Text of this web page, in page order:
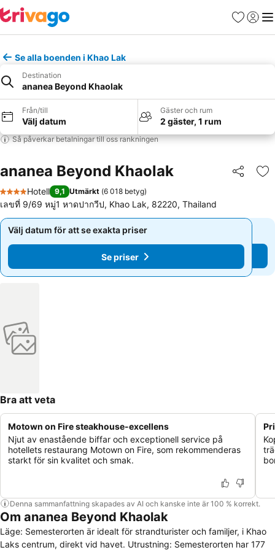
Favoriter
Logga
Se alla boenden i Khao Lak
Destination
ananea Beyond Khaolak
Från/till
Välj datum
Gäster och rum
2 gäster, 1 rum
Så påverkar betalningar till oss rankningen
ananea Beyond Khaolak Dela
4 Stjärnor
Hotell 9,1 Utmärkt (6 018 betyg)
เลขที่ 9/69 หมู่1 หาดปากวีป, Khao Lak, 82220, Thailand
Välj datum för att se exakta priser
Se priser
Välj datum för att se exakta priser
Se priser
Bra att veta
Motown on Fire steakhouse-excellens
Njut av enastående biffar och exceptionell service på
hotellets restaurang Motown on Fire, som rekommenderas
starkt för sin kvalitet och smak.
Denna sammanfattning skapades av AI och kanske inte är 100 % korrekt.
Om ananea Beyond Khaolak
Läge: Semesterorten är idealt för strandturister och familjer, i Khao
Laks centrum, direkt vid havet. Utrustning: Semesterorten har 177